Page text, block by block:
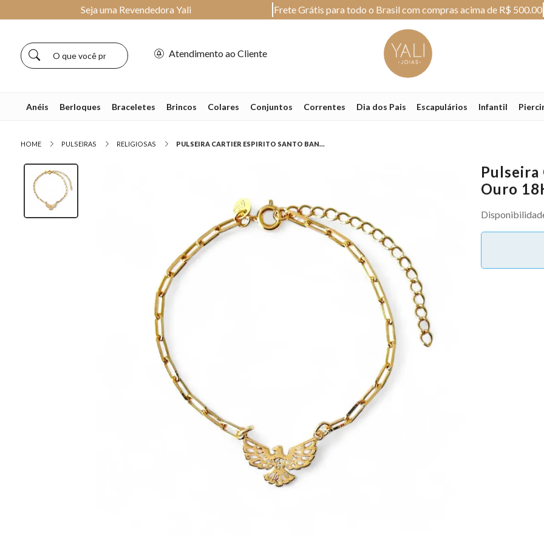
Seja uma Revendedora Yali Frete Grátis para todo o Brasil com compras acima de R$ 500.00
Atendimento ao Cliente
Anéis Berloques Braceletes Brincos Colares Conjuntos Correntes Dia dos Pais Escapulários Infantil
HOME PULSEIRAS RELIGIOSAS PULSEIRA CARTIER ESPIRITO SANTO BAN...
Pulseira
Ouro